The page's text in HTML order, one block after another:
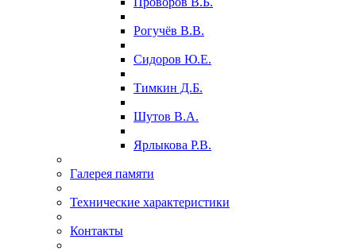
Рогучёв В.В.
Сидоров Ю.Е.
Тимкин Д.Б.
Шутов В.А.
Ярлыкова Р.В.
Галерея памяти
Технические характеристики
Контакты